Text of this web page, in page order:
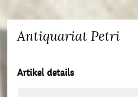
Antiquariat Petri
Artikel details